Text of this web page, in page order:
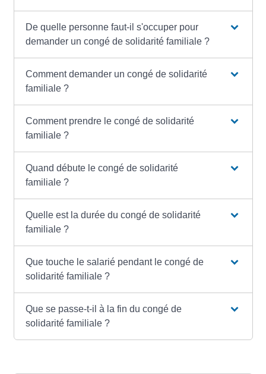
De quelle personne faut-il s'occuper pour
demander un congé de solidarité familiale ?
Comment demander un congé de solidarité
familiale ?
Comment prendre le congé de solidarité
familiale ?
Quand débute le congé de solidarité
familiale ?
Quelle est la durée du congé de solidarité
familiale ?
Que touche le salarié pendant le congé de
solidarité familiale ?
Que se passe-t-il à la fin du congé de
solidarité familiale ?